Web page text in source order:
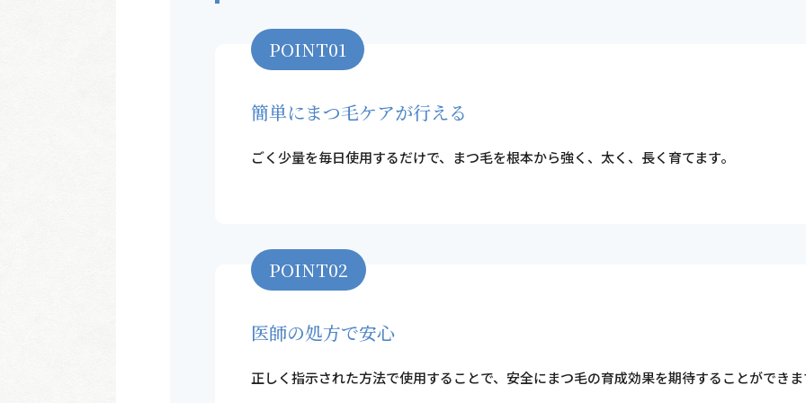
POINT01
簡単にまつ毛ケアが行える
ごく少量を毎日使用するだけで、まつ毛を根本から強く、太く、長く育てます。
POINT02
医師の処方で安心
正しく指示された方法で使用することで、安全にまつ毛の育成効果を期待することができ